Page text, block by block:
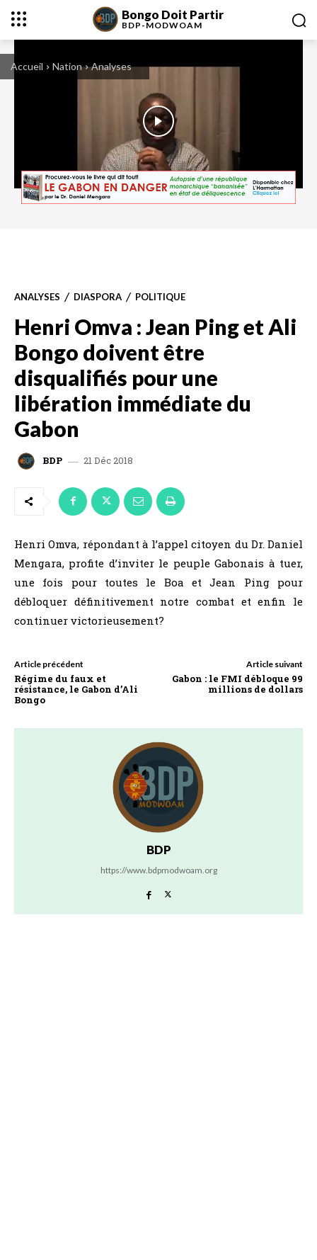
Bongo Doit Partir
BDP-MODWOAM
Accueil Nation Analyses
ANALYSES DIASPORA POLITIQUE
Henri Omva : Jean Ping et Ali
Bongo doivent être
disqualifiés pour une
libération immédiate du
Gabon
BDP 21 Déc 2018
Henri Omva, répondant à l’appel citoyen du Dr. Daniel
Mengara, profite d’inviter le peuple Gabonais à tuer,
une fois pour toutes le Boa et Jean Ping pour
débloquer définitivement notre combat et enfin le
continuer victorieusement?
Article précédent
Régime du faux et
résistance, le Gabon d’Ali
Bongo
Article suivant
Gabon : le FMI débloque 99
millions de dollars
BDP
https://www.bdpmodwoam.org